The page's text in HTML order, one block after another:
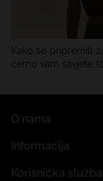
Kako se pripremiti
ćemo vam savjete
O nama
Informacija
Korisnička služba